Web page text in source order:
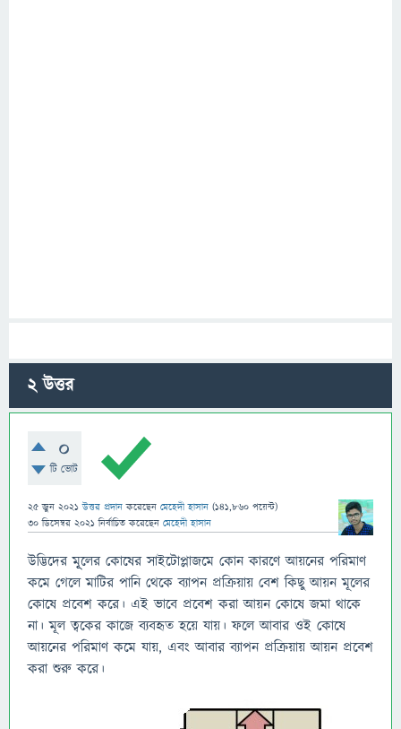
2উত্তর
0
টি ভোট
25 জুন 2021 উত্তর প্রদান করেছেন মেহেদী হাসান (141,860 পয়েন্ট)
30 ডিসেম্বর 2021 নির্বাচিত করেছেন মেহেদী হাসান
উদ্ভিদের মূূলের কোষের সাইটোপ্লাজমে কোন কারণে আয়নের পরিমাণ
কমে গেলে মাটির পানি থেকে ব্যাপন প্রক্রিয়ায় বেশ কিছু আয়ন মূলের
কোষে প্রবেশ করে। এই ভাবে প্রবেশ করা আয়ন কোষে জমা থাকে
না। মূল ত্বকের কাজে ব্যবহৃত হয়ে যায়। ফলে আবার ওই কোষে
আয়নের পরিমাণ কমে যায়, এবং আবার ব্যাপন প্রক্রিয়ায় আয়ন প্রবেশ
করা শুরু করে।